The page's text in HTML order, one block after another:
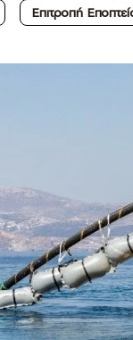
Επιτροπή